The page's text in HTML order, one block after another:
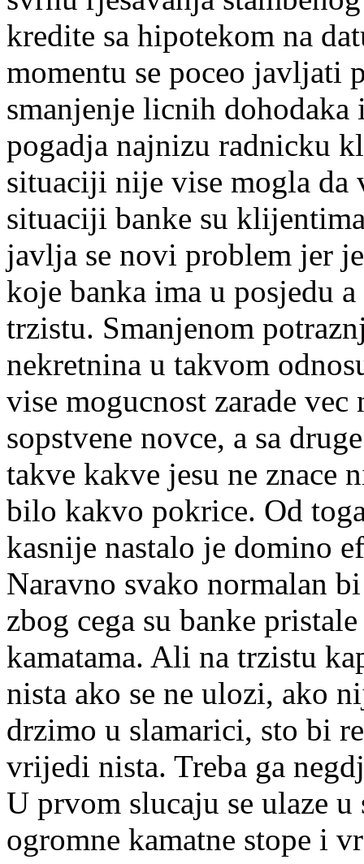
kredite sa hipotekom na
momentu se poceo javljati
smanjenje licnih dohodaka
pogadja najnizu radnicku
situaciji nije vise mogla da
situaciji banke su
javlja se novi problem jer
koje banka ima u posjedu
trzistu. Smanjenom
nekretnina u takvom
vise mogucnost zarade
sopstvene novce, a sa
takve kakve jesu ne znace
bilo kakvo pokrice. Od
kasnije nastalo je domino
Naravno svako normalan
zbog cega su banke
kamatama. Ali na trzistu
nista ako se ne ulozi, ako
drzimo u slamarici, sto bi
vrijedi nista. Treba ga
U prvom slucaju se ulaze
ogromne kamatne stope i